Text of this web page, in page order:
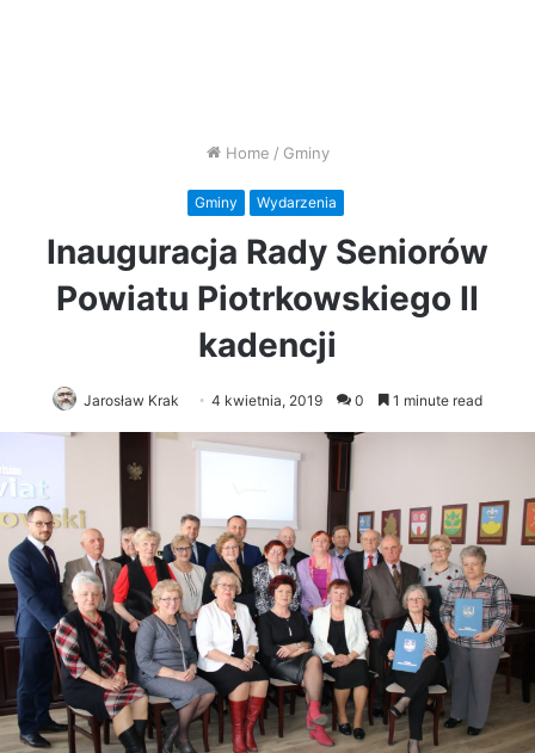
Home / Gminy
Gminy Wydarzenia
Inauguracja Rady Seniorów
Powiatu Piotrkowskiego II
kadencji
Jarosław Krak 4 kwietnia, 2019 0 1 minute read